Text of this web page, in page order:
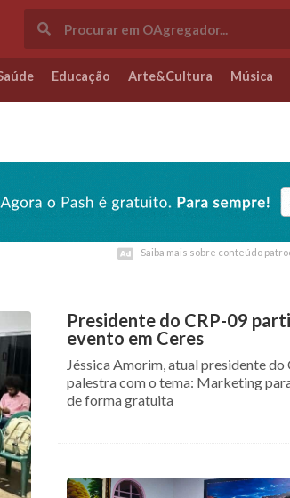
Educação Arte&Cultura Música
Saiba mais sobre conteúdo
Saiba mais sobre conteúdo
Presidente do CRP-09
evento em Ceres
Jéssica Amorim, atual presidente do
palestra com o tema: Marketing
de forma gratuita